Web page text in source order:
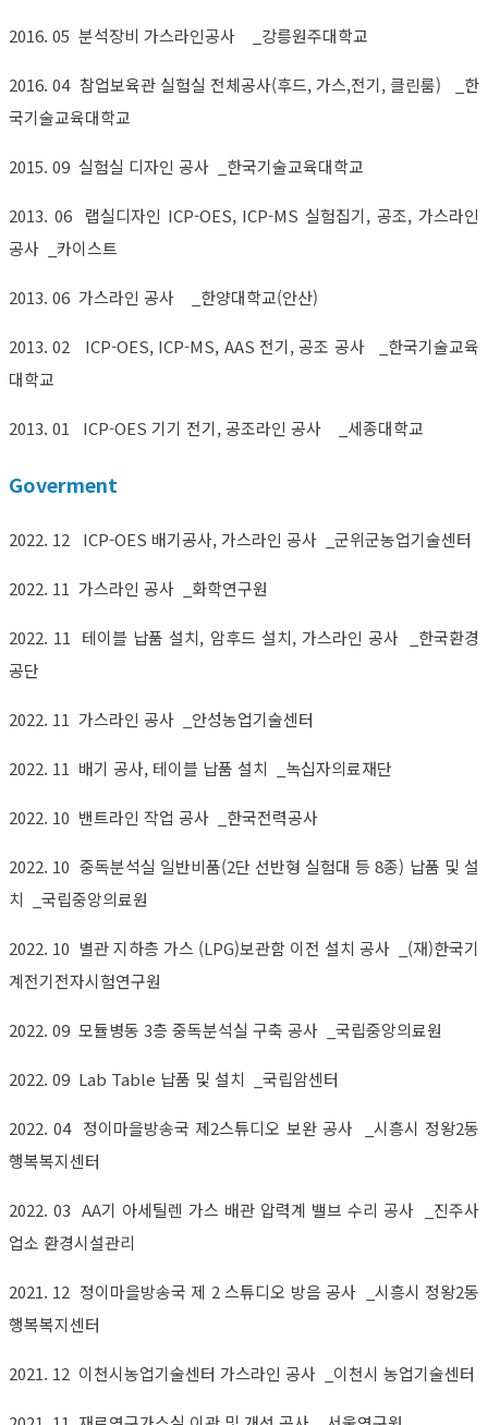
2016. 05 분석장비 가스라인공사 _강릉원주대학교
2016. 04 참업보육관 실험실 전체공사(후드, 가스,전기, 클린룸) _한
국기술교육대학교
2015. 09 실험실 디자인 공사 _한국기술교육대학교
2013. 06 랩실디자인 ICP-OES, ICP-MS 실험집기, 공조, 가스라인
공사 _카이스트
2013. 06 가스라인 공사 _한양대학교(안산)
2013. 02 ICP-OES, ICP-MS, AAS 전기, 공조 공사 _한국기술교육
대학교
2013. 01 ICP-OES 기기 전기, 공조라인 공사 _세종대학교
Goverment
2022. 12 ICP-OES 배기공사, 가스라인 공사 _군위군농업기술센터
2022. 11 가스라인 공사 _화학연구원
2022. 11 테이블 납품 설치, 암후드 설치, 가스라인 공사 _한국환경
공단
2022. 11 가스라인 공사 _안성농업기술센터
2022. 11 배기 공사, 테이블 납품 설치 _녹십자의료재단
2022. 10 밴트라인 작업 공사 _한국전력공사
2022. 10 중독분석실 일반비품(2단 선반형 실험대 등 8종) 납품 및 설
치 _국립중앙의료원
2022. 10 별관 지하층 가스 (LPG)보관함 이전 설치 공사 _(재)한국기
계전기전자시험연구원
2022. 09 모듈병동 3층 중독분석실 구축 공사 _국립중앙의료원
2022. 09 Lab Table 납품 및 설치 _국립암센터
2022. 04 정이마을방송국 제2스튜디오 보완 공사 _시흥시 정왕2동
행복복지센터
2022. 03 AA기 아세틸렌 가스 배관 압력계 밸브 수리 공사 _진주사
업소 환경시설관리
2021. 12 정이마을방송국 제 2 스튜디오 방음 공사 _시흥시 정왕2동
행복복지센터
2021. 12 이천시농업기술센터 가스라인 공사 _이천시 농업기술센터